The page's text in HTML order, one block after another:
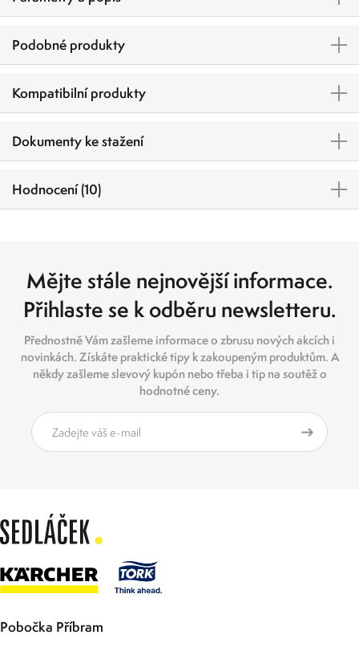
Podobné produkty
Kompatibilní produkty
Dokumenty ke stažení
Hodnocení (10)
Mějte stále nejnovější informace.
Přihlaste se k odběru newsletteru.
Přednostně Vám zašleme informace o zbrusu nových akcích i
novinkách. Získáte praktické tipy k zakoupeným produktům. A
někdy zašleme slevový kupón nebo třeba i tip na soutěž o
hodnotné ceny.
Pobočka Příbram